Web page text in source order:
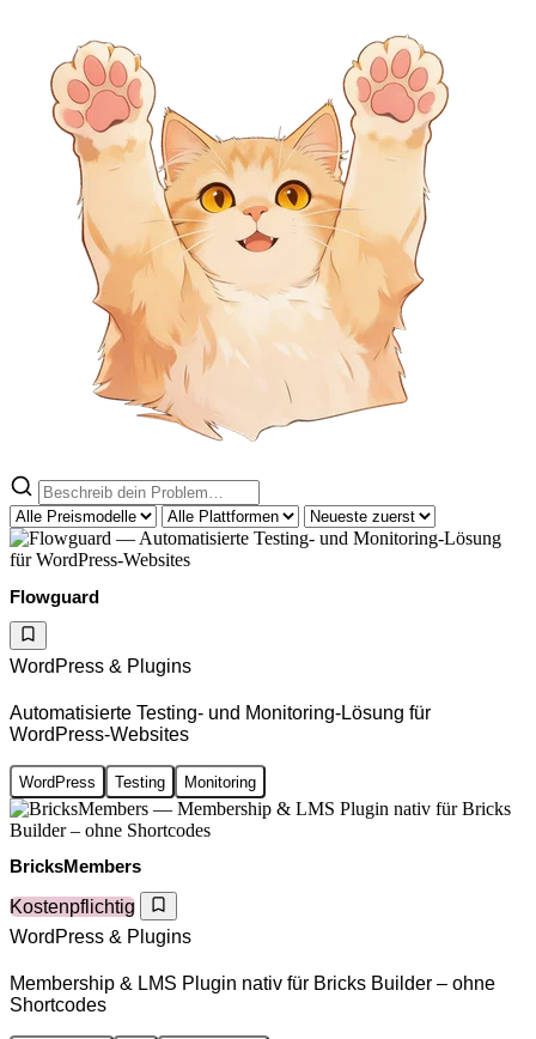
Flowguard
WordPress & Plugins
Automatisierte Testing- und Monitoring-Lösung für
WordPress-Websites
WordPress Testing Monitoring
BricksMembers
Kostenpflichtig
WordPress & Plugins
Membership & LMS Plugin nativ für Bricks Builder – ohne
Shortcodes